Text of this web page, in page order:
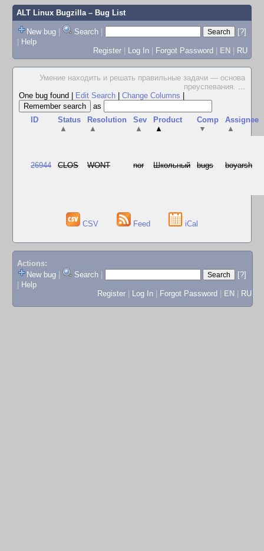
ALT Linux Bugzilla– Bug List
New bug | Search |
[?]
| Help
Register | Log In | Forgot Password | EN | RU
Умение находить и решать правильные задачи — основа
преуспевания. ...
One bug found
Edit Search Change Columns
as
ID
Status
▲
Resolution
▲
Sev
▲
Product
▲
Comp
▼
Assignee
▲
26944 CLOS WONT nor Школьный bugs boyarsh
CSV Feed iCal
Actions:
New bug
Search
[?]
Help
Register
Log In Forgot Password EN RU